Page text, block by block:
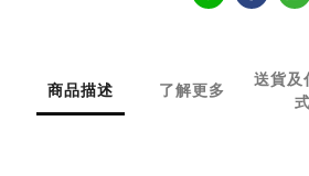
商品描述 了解更多
送貨及
式